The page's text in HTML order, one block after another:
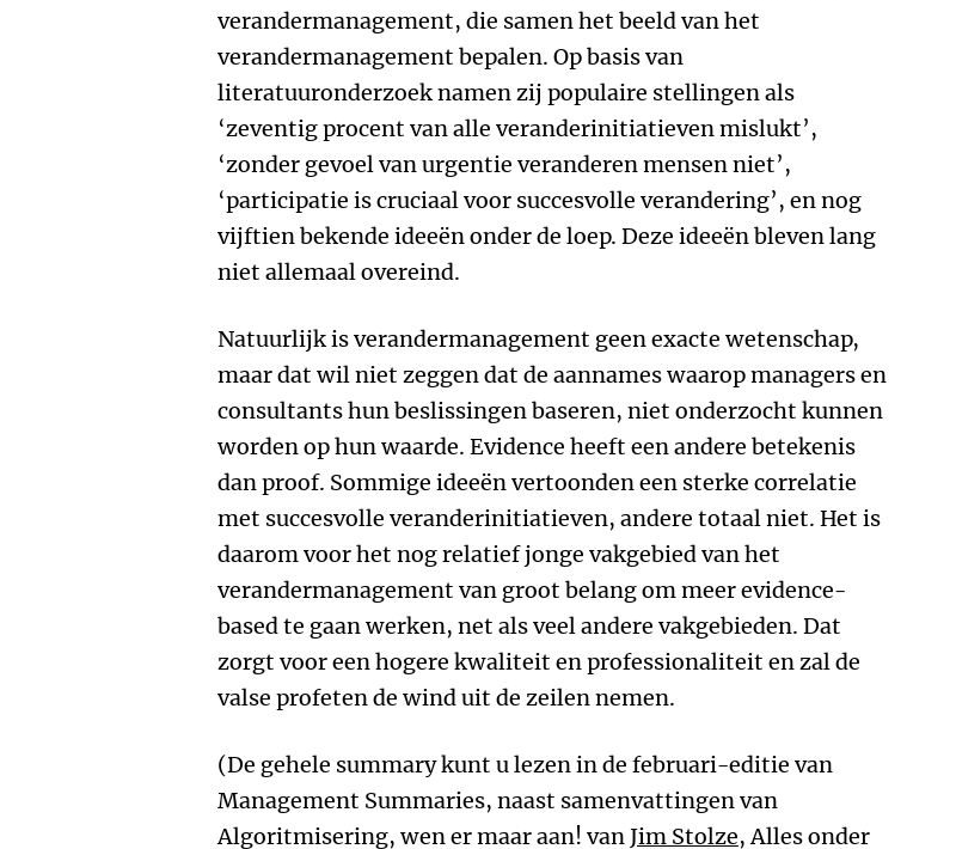
verandermanagement, die samen het beeld van het
verandermanagement bepalen. Op basis van
literatuuronderzoek namen zij populaire stellingen als
‘zeventig procent van alle veranderinitiatieven mislukt’,
‘zonder gevoel van urgentie veranderen mensen niet’,
‘participatie is cruciaal voor succesvolle verandering’, en nog
vijftien bekende ideeën onder de loep. Deze ideeën bleven lang
niet allemaal overeind.
Natuurlijk is verandermanagement geen exacte wetenschap,
maar dat wil niet zeggen dat de aannames waarop managers en
consultants hun beslissingen baseren, niet onderzocht kunnen
worden op hun waarde. Evidence heeft een andere betekenis
dan proof. Sommige ideeën vertoonden een sterke correlatie
met succesvolle veranderinitiatieven, andere totaal niet. Het is
daarom voor het nog relatief jonge vakgebied van het
verandermanagement van groot belang om meer evidence-
based te gaan werken, net als veel andere vakgebieden. Dat
zorgt voor een hogere kwaliteit en professionaliteit en zal de
valse profeten de wind uit de zeilen nemen.
(De gehele summary kunt u lezen in de februari-editie van
Management Summaries, naast samenvattingen van
Algoritmisering, wen er maar aan! vanJim Stolze, Alles onder